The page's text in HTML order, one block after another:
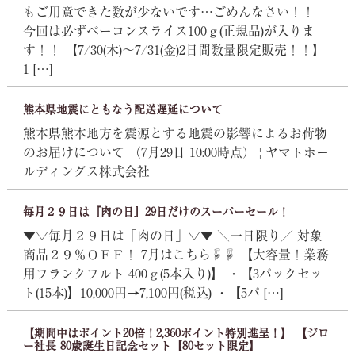
もご用意できた数が少ないです…ごめんなさい！！
今回は必ずベーコンスライス100ｇ(正規品)が入りま
す！！ 【7/30(木)～7/31(金)2日間数量限定販売！！】
1 […]
熊本県地震にともなう配送遅延について
熊本県熊本地方を震源とする地震の影響によるお荷物
のお届けについて （7月29日 10:00時点） | ヤマトホー
ルディングス株式会社
毎月２９日は『肉の日』29日だけのスーパーセール！
▼▽毎月２９日は「肉の日」▽▼ ＼一日限り／ 対象
商品２９％ＯＦＦ！ 7月はこちら☟☟ 【大容量！業務
用フランクフルト 400ｇ(5本入り)】 ・【3パックセッ
ト(15本)】10,000円→7,100円(税込) ・【5パ […]
【期間中はポイント20倍！2,360ポイント特別進呈！】 【ジロ
ー社長 80歳誕生日記念セット【80セット限定】